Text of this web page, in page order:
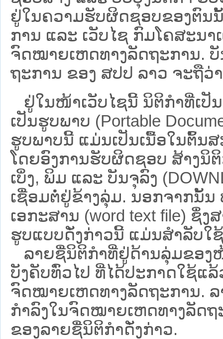
ຢູ່ໃນຄວາມຮັບຜິດຊອບຂອງຕົນ
ການ ແລະ ເວັບໄຊ​ ກົມໂຄສະນ
ຈົດໝາຍເຫດທາງລັດຖະການ.
ຖະ​ການ ຂອງ ສປ​ປ ລາວ ​ຈະຖື​
ຢູ່ໃນໜ້າ​ເວັບ​ໄຊ​ນີ້ ນິຕິກຳທີ່ເປັ
ເປັນຮູບພາບ (Portable
ຮູບພາບນີ້ ແມ່ນເປັນເນື້ອໃນຕົ້ນ
ໂດຍອົງການຮັບຜິດຊອບ ສ້າງນິ
ເບິ່ງ, ພິມ ແລະ ບັນຈຸລົງ
ເຊື່ອມຕໍ່ຢູ່ຂ້າງລຸ່ມ. ນອກຈາກນັ້ນ
ເອກະສານ (word text file) ຊຶ່
ຮູບແບບດັ່ງກ່າວນີ້ ແມ່ນສຳລັບໃ
ລາຍຊື່ນິຕິກຳທີ່ຢູ່ດ້ານລຸ່ມຂອງ
ບັງຄັບທົ່ວໄປ ທີ່ໄດ້ປະກາດໃຊ້ແ
ຈົດໝາຍເຫດທາງລັດຖະການ.
ກຳລົງໃນຈົດໝາຍເຫດທາງລັດ
ຂອງລາຍຊື່ນິຕິກໍາດັ່ງກ່າວ.